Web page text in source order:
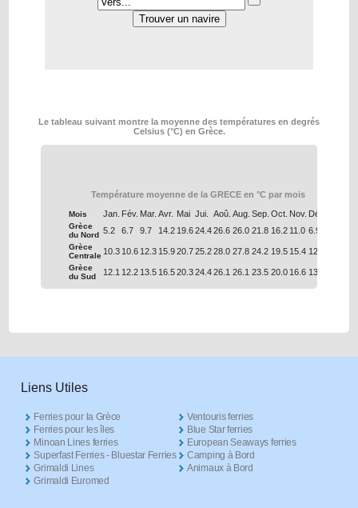
Le tableau suivant montre la moyenne des températures en degrés
Celsius (°C) en Grèce.
Température moyenne de la GRECE en °C par mois
Mois Jan. Fév. Mar. Avr. Mai Jui. Aoû. Aug. Sep. Oct. Nov. Déc.
Grèce
du Nord 5.2 6.7 9.7 14.2 19.624.426.6 26.0 21.8 16.2 11.0 6.9
Grèce
Centrale 10.3 10.6 12.3 15.920.725.228.0 27.8 24.2 19.5 15.4 12.0
Grèce
du Sud
12.1 12.2 13.5 16.520.324.426.1 26.1 23.5 20.0 16.6 13.7
Liens Utiles
Ferries pour la Grèce
Ferries pour les îles
Minoan Lines ferries
Superfast Ferries - Bluestar Ferries
Grimaldi Lines
Grimaldi Euromed
Ventouris ferries
Blue Star ferries
European Seaways ferries
Camping à Bord
Animaux à Bord